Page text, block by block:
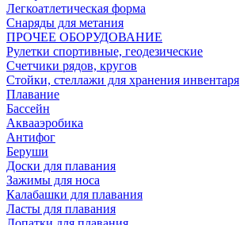
Легкоатлетическая форма
Снаряды для метания
ПРОЧЕЕ ОБОРУДОВАНИЕ
Рулетки спортивные, геодезические
Счетчики рядов, кругов
Стойки, стеллажи для хранения инвентаря
Плавание
Бассейн
Аквааэробика
Антифог
Беруши
Доски для плавания
Зажимы для носа
Калабашки для плавания
Ласты для плавания